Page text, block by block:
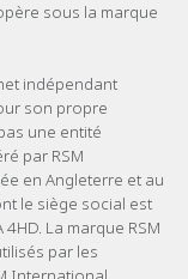
sous la marque
indépendant
son propre
une entité
par RSM
en Angleterre et au
le siège social est
La marque RSM
par les